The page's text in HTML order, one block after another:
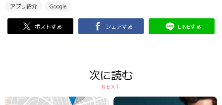
アプリ紹介 Google
ポストする シェアする LINEする
次に読む
NEXT